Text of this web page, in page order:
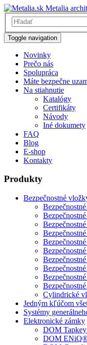
Metalia
Toggle navigation
Novinky
Prečo nás
Spolupráca
Máte bezpečne
Na stiahnutie
Katalógy
Certifikáty
Návody
Iné dokumety
FAQ
Blog
E-shop
Kontakty
Produkty
Bezpečnostné
Cylindrické
Jedným kľúčom
Systémy
Elektronické zámky
DOM
DOM